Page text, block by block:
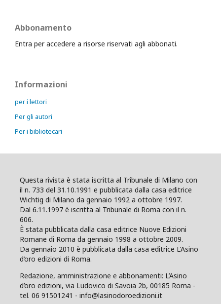
Abbonamento
Entra per accedere a risorse riservati agli abbonati.
Informazioni
per i lettori
Per gli autori
Per i bibliotecari
Questa rivista è stata iscritta al Tribunale di Milano con
il n. 733 del 31.10.1991 e pubblicata dalla casa editrice
Wichtig di Milano da gennaio 1992 a ottobre 1997.
Dal 6.11.1997 è iscritta al Tribunale di Roma con il n.
606.
È stata pubblicata dalla casa editrice Nuove Edizioni
Romane di Roma da gennaio 1998 a ottobre 2009.
Da gennaio 2010 è pubblicata dalla casa editrice L’Asino
d’oro edizioni di Roma.
Redazione, amministrazione e abbonamenti: L’Asino
d’oro edizioni, via Ludovico di Savoia 2b, 00185 Roma -
tel. 06 91501241 - info@lasinodoroedizioni.it